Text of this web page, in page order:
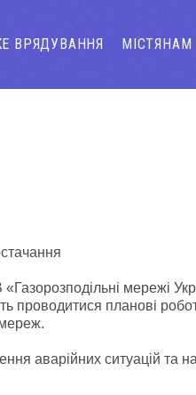
ВРЯДУВАННЯ МІСТЯНАМ
мережі
проводитися планові
аварійних ситуацій та